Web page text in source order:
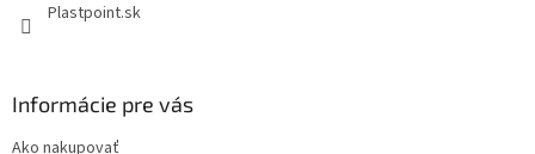
Plastpoint.sk
Informácie pre vás
Ako nakupovať